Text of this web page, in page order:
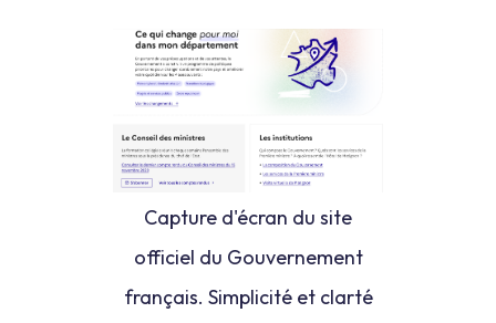
Capture d'écran du site
officiel du Gouvernement
français. Simplicité et clarté